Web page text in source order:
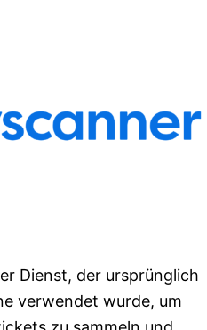
Dienst, der ursprünglich
verwendet wurde, um